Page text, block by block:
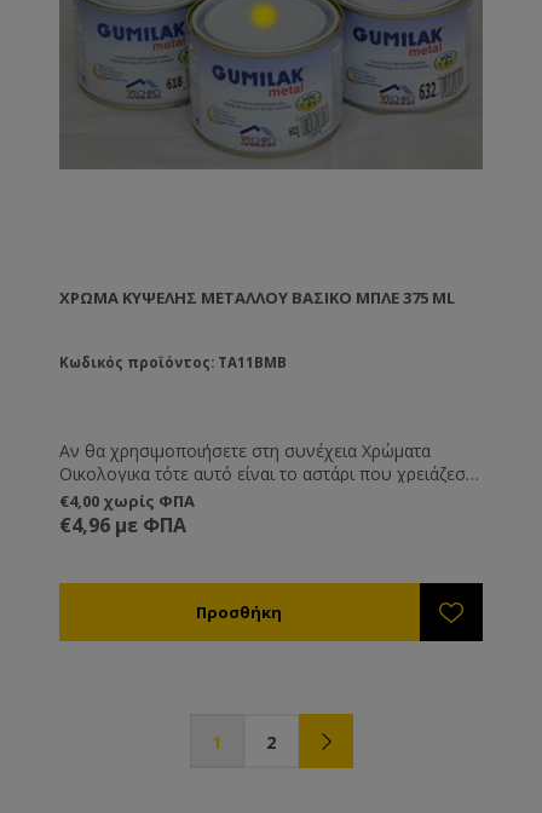
ΧΡΏΜΑ ΚΥΨΈΛΗΣ ΜΕΤΆΛΛΟΥ ΒΑΣΙΚΌ ΜΠΛΕ 375 ML
Κωδικός προϊόντος: TA11BMB
Αν θα χρησιμοποιήσετε στη συνέχεια Χρώματα
Οικολογικα τότε αυτό είναι το αστάρι που χρειάζεστε
.€4,00 χωρίς ΦΠΑ
€4,96 με ΦΠΑ
1 2